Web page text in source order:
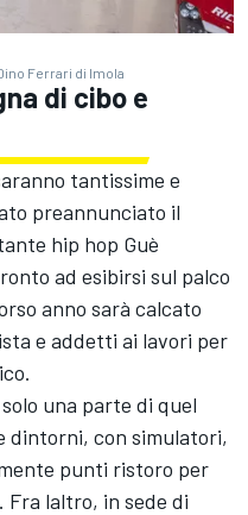
Ferrari di Imola
di cibo e
tantissime e
preannunciato il
hip hop Guè
ad esibirsi sul palco
anno sarà calcato
e addetti ai lavori per
una parte di quel
dintorni, con simulatori,
punti ristoro per
Fra laltro, in sede di